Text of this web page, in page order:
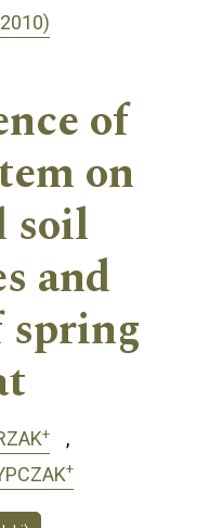
of
on
soil
and
+
+